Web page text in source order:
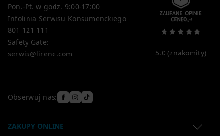
Obserwuj nas:
Pon.-Pt. w godz. 9:00-17:00
Infolinia Serwisu Konsumenckiego
801 121 111
Safety Gate:
serwis@lirene.com
ZAKUPY ONLINE
5.0 (znakomity)